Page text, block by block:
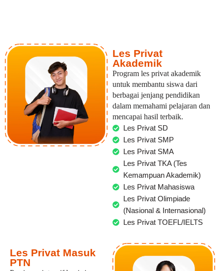
Les Privat
Akademik
Program les privat akademik
untuk membantu siswa dari
berbagai jenjang pendidikan
dalam memahami pelajaran dan
mencapai hasil terbaik.
Les Privat SD
Les Privat SMP
Les Privat SMA
Les Privat TKA (Tes
Kemampuan Akademik)
Les Privat Mahasiswa
Les Privat Olimpiade
(Nasional & Internasional)
Les Privat TOEFL/IELTS
Les Privat Masuk
PTN